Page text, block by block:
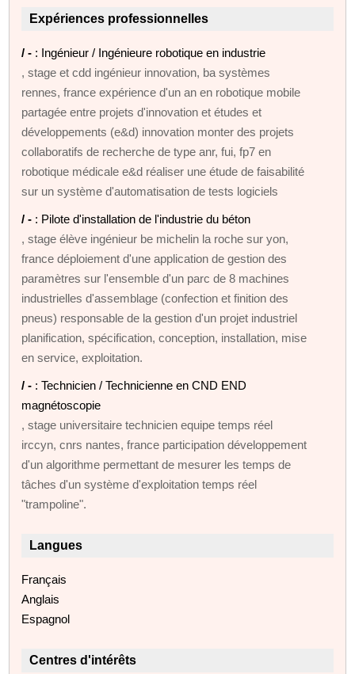
Expériences professionnelles
/ - : Ingénieur / Ingénieure robotique en industrie
, stage et cdd ingénieur innovation, ba systèmes
rennes, france expérience d'un an en robotique mobile
partagée entre projets d'innovation et études et
développements (e&d) innovation monter des projets
collaboratifs de recherche de type anr, fui, fp7 en
robotique médicale e&d réaliser une étude de faisabilité
sur un système d'automatisation de tests logiciels
/ - : Pilote d'installation de l'industrie du béton
, stage élève ingénieur be michelin la roche sur yon,
france déploiement d'une application de gestion des
paramètres sur l'ensemble d'un parc de 8 machines
industrielles d'assemblage (confection et finition des
pneus) responsable de la gestion d'un projet industriel
planification, spécification, conception, installation, mise
en service, exploitation.
/ - : Technicien / Technicienne en CND END
magnétoscopie
, stage universitaire technicien equipe temps réel
irccyn, cnrs nantes, france participation développement
d'un algorithme permettant de mesurer les temps de
tâches d'un système d'exploitation temps réel
"trampoline".
Langues
Français
Anglais
Espagnol
Centres d'intérêts